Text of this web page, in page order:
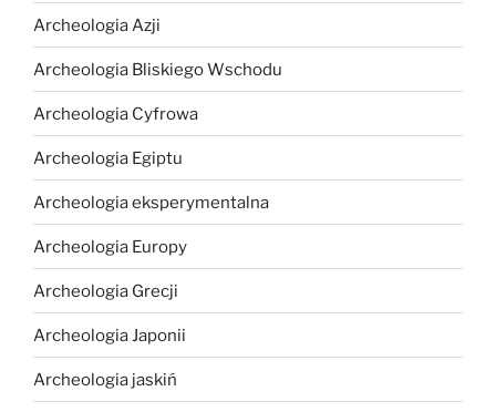
Archeologia Azji
Archeologia Bliskiego Wschodu
Archeologia Cyfrowa
Archeologia Egiptu
Archeologia eksperymentalna
Archeologia Europy
Archeologia Grecji
Archeologia Japonii
Archeologia jaskiń